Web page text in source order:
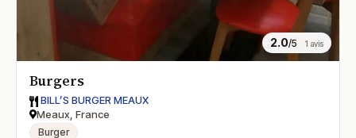
2.0/5 1 avis
Burgers
BILL’S BURGER MEAUX
Meaux, France
Burger